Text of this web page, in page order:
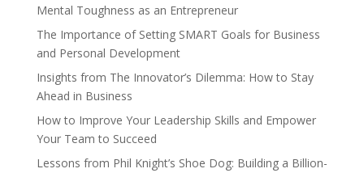
Mental Toughness as an Entrepreneur
The Importance of Setting SMART Goals for Business
and Personal Development
Insights from The Innovator’s Dilemma: How to Stay
Ahead in Business
How to Improve Your Leadership Skills and Empower
Your Team to Succeed
Lessons from Phil Knight’s Shoe Dog: Building a Billion-